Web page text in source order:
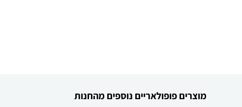
מוצרים פופולאריים נוספים מהחנות